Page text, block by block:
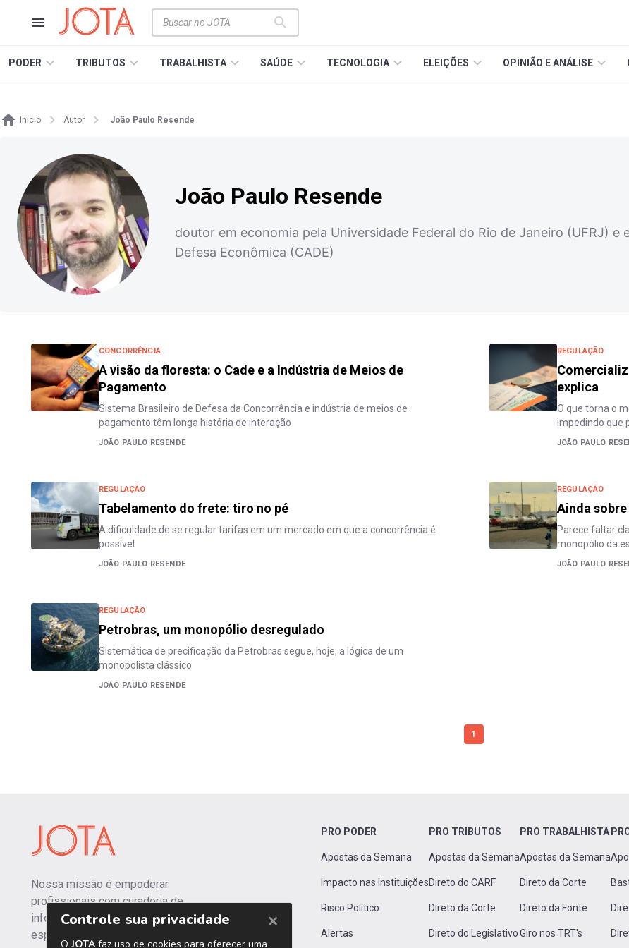
PODER TRIBUTOS TRABALHISTA SAÚDE TECNOLOGIA ELEIÇÕES OPINIÃO E ANÁLISE
Início Autor João Paulo Resende
João Paulo Resende
doutor em economia pela Universidade Federal do Rio de Janeiro (UFRJ)
Defesa Econômica (CADE)
CONCORRÊNCIA
A visão da floresta: o Cade e a Indústria de Meios de
Pagamento
Sistema Brasileiro de Defesa da Concorrência e indústria de meios de
pagamento têm longa história de interação
JOÃO PAULO RESENDE
REGULAÇÃO
explica
O que torna o
impedindo que
JOÃO PAULO
REGULAÇÃO
Tabelamento do frete: tiro no pé
A dificuldade de se regular tarifas em um mercado em que a concorrência é
possível
JOÃO PAULO RESENDE
REGULAÇÃO
Ainda
Parece faltar
monopólio da
JOÃO PAULO
REGULAÇÃO
Petrobras, um monopólio desregulado
Sistemática de precificação da Petrobras segue, hoje, a lógica de um
monopolista clássico
JOÃO PAULO RESENDE
1
Nossa missão é empoderar
profissionais com curadoria de
informações independentes e
especializadas.
PRO PODER
Apostas da Semana
Impacto nas Instituições
Risco Político
Alertas
PRO TRIBUTOS
Apostas da Semana
Direto do CARF
Direto da Corte
Direto do Legislativo
PRO TRABALHISTA
Apostas da Semana
Direto da Corte
Direto da Fonte
Giro nos TRT's